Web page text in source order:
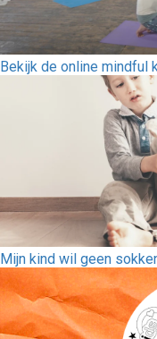
Bekijk de online mindful
Mijn kind wil geen